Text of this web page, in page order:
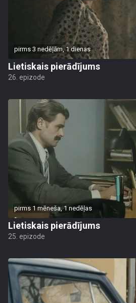
pirms 3 nedēļām, 1 dienas
Lietiskais pierādījums
26. epizode
pirms 1 mēneša, 1 nedēļas
Lietiskais pierādījums
25. epizode